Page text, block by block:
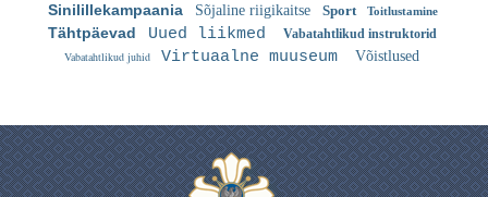
Sinilillekampaania Sõjaline riigikaitse Sport Toitlustamine
Tähtpäevad Uued liikmed
Vabatahtlikud instruktorid
Vabatahtlikud juhid
Virtuaalne muuseum Võistlused